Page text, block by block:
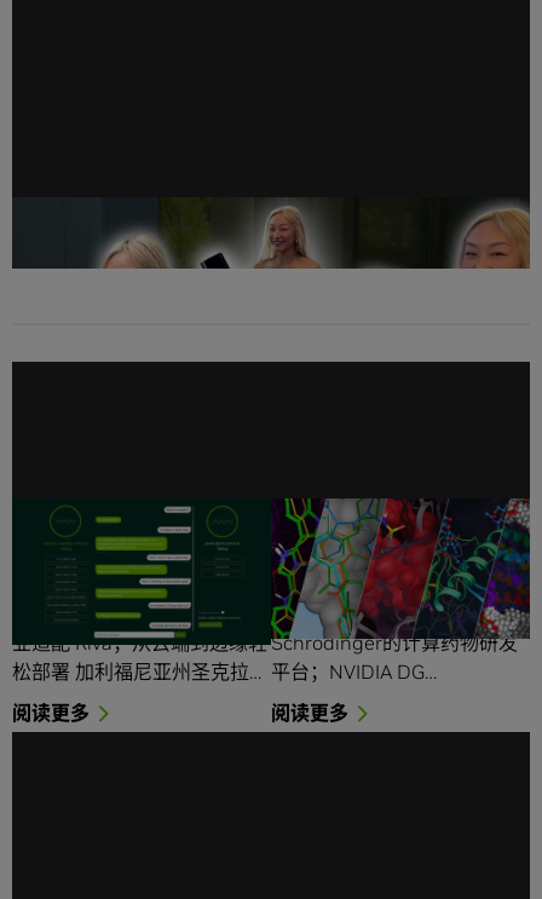
极致算力，小巧且“稳” —— 用 NVIDIA Jetson 随时
随地构建 AI
NVIDIA宣布推出 Riva 交
互对话式 AI 框架
预训练深度学习模型和软件工
具，使开发者能够针对所有行
业适配 Riva；从云端到边缘轻
松部署 加利福尼亚州圣克拉…
阅读更多
NVIDIA与Schrödinger共
同加快全球药物研发速度
通过合作，大型制药公司和生
物技术初创企业将可以使用
Schrödinger的计算药物研发
平台；NVIDIA DG…
阅读更多